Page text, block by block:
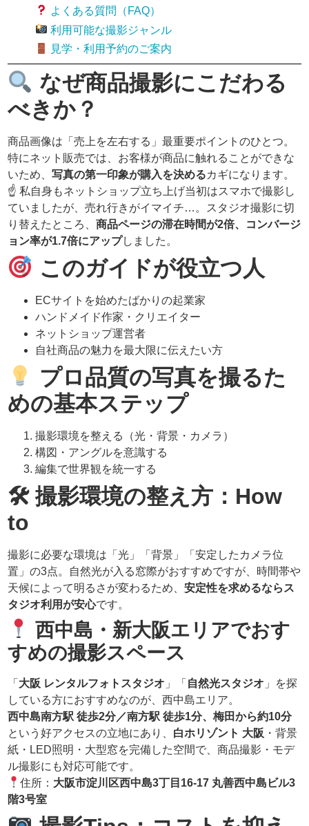
よくある質問（FAQ）
利用可能な撮影ジャンル
見学・利用予約のご案内
なぜ商品撮影にこだわる
べきか？
商品画像は「売上を左右する」最重要ポイントのひとつ。
特にネット販売では、お客様が商品に触れることができな
いため、写真の第一印象が購入を決めるカギになります。
☝️ 私自身もネットショップ立ち上げ当初はスマホで撮影し
ていましたが、売れ行きがイマイチ…。スタジオ撮影に切
り替えたところ、商品ページの滞在時間が2倍、コンバージ
ョン率が1.7倍にアップしました。
このガイドが役立つ人
ECサイトを始めたばかりの起業家
ハンドメイド作家・クリエイター
ネットショップ運営者
自社商品の魅力を最大限に伝えたい方
プロ品質の写真を撮るた
めの基本ステップ
撮影環境を整える（光・背景・カメラ）
構図・アングルを意識する
編集で世界観を統一する
🛠 撮影環境の整え方：How
to
撮影に必要な環境は「光」「背景」「安定したカメラ位
置」の3点。自然光が入る窓際がおすすめですが、時間帯や
天候によって明るさが変わるため、安定性を求めるならス
タジオ利用が安心です。
西中島・新大阪エリアでおす
すめの撮影スペース
「 大阪 レンタルフォトスタジオ 」「 自然光スタジオ 」を探
している方におすすめなのが、西中島エリア。
西中島南方駅 徒歩2分／南方駅 徒歩1分、梅田から約10分
という好アクセスの立地にあり、 白ホリゾント 大阪 ・背景
紙・LED照明・大型窓を完備した空間で、商品撮影・モデ
ル撮影にも対応可能です。
住所： 大阪市淀川区西中島3丁目16-17 丸善西中島ビル3
階3号室